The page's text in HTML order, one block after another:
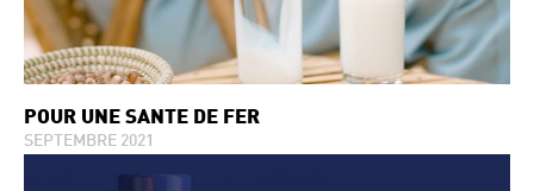
POUR UNE SANTÉ DE FER
SEPTEMBRE 2021